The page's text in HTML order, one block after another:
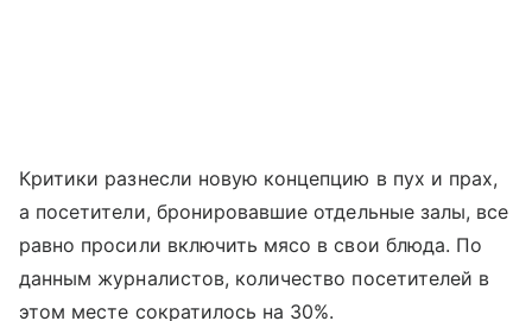
Критики разнесли новую концепцию в пух и прах,
а посетители, бронировавшие отдельные залы, все
равно просили включить мясо в свои блюда. По
данным журналистов, количество посетителей в
этом месте сократилось на 30%.